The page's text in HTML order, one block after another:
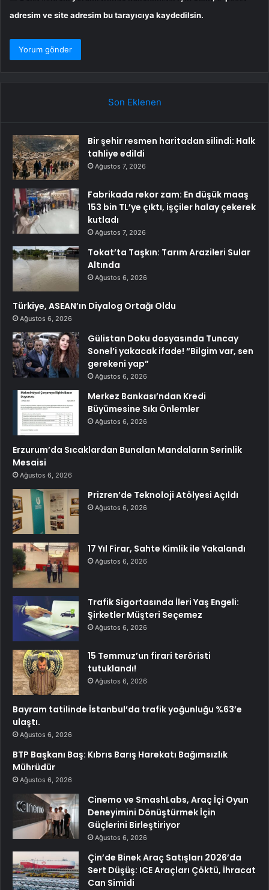
adresim ve site adresim bu tarayıcıya kaydedilsin.
Son Eklenen
Bir şehir resmen haritadan silindi: Halk
tahliye edildi
Ağustos 7, 2026
Fabrikada rekor zam: En düşük maaş
153 bin TL’ye çıktı, işçiler halay çekerek
kutladı
Ağustos 7, 2026
Tokat’ta Taşkın: Tarım Arazileri Sular
Altında
Ağustos 6, 2026
Türkiye, ASEAN’ın Diyalog Ortağı Oldu
Ağustos 6, 2026
Gülistan Doku dosyasında Tuncay
Sonel’i yakacak ifade! “Bilgim var, sen
gerekeni yap”
Ağustos 6, 2026
Merkez Bankası’ndan Kredi
Büyümesine Sıkı Önlemler
Ağustos 6, 2026
Erzurum’da Sıcaklardan Bunalan Mandaların Serinlik
Mesaisi
Ağustos 6, 2026
Prizren’de Teknoloji Atölyesi Açıldı
Ağustos 6, 2026
17 Yıl Firar, Sahte Kimlik ile Yakalandı
Ağustos 6, 2026
Trafik Sigortasında İleri Yaş Engeli:
Şirketler Müşteri Seçemez
Ağustos 6, 2026
15 Temmuz’un firari teröristi
tutuklandı!
Ağustos 6, 2026
Bayram tatilinde İstanbul’da trafik yoğunluğu %63’e
ulaştı.
Ağustos 6, 2026
BTP Başkanı Baş: Kıbrıs Barış Harekatı Bağımsızlık
Mührüdür
Ağustos 6, 2026
Cinemo ve SmashLabs, Araç İçi Oyun
Deneyimini Dönüştürmek İçin
Güçlerini Birleştiriyor
Ağustos 6, 2026
Çin’de Binek Araç Satışları 2026’da
Sert Düşüş: ICE Araçları Çöktü, İhracat
Can Simidi